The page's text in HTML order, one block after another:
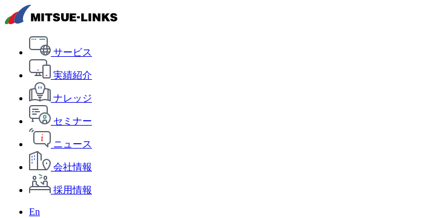
サービス
実績紹介
ナレッジ
セミナー
ニュース
会社情報
採用情報
En